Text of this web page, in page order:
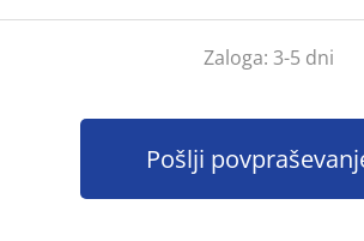
Zaloga: 3-5 dni
Pošlji